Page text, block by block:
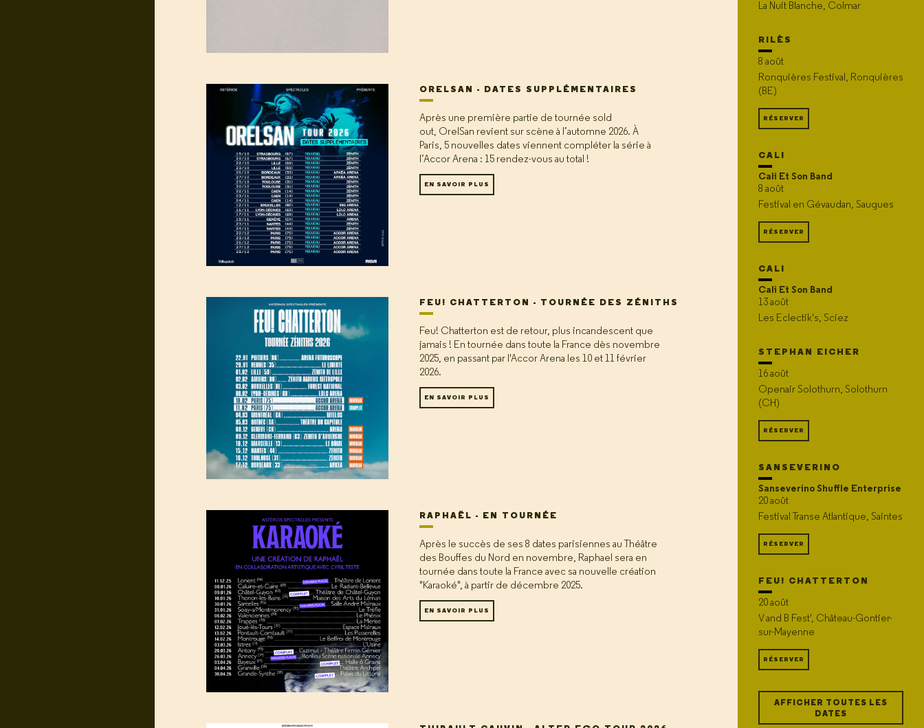
ORELSAN - DATES SUPPLÉMENTAIRES
Après une première partie de tournée sold
out, OrelSan revient sur scène à l’automne 2026. À
Paris, 5 nouvelles dates viennent compléter la série à
l’Accor Arena : 15 rendez-vous au total !
EN SAVOIR PLUS
FEU! CHATTERTON - TOURNÉE DES ZÉNITHS
Feu! Chatterton est de retour, plus incandescent que
jamais ! En tournée dans toute la France dès novembre
2025, en passant par l'Accor Arena les 10 et 11 février
2026.
EN SAVOIR PLUS
RAPHAËL - EN TOURNÉE
Après le succès de ses 8 dates parisiennes au Théâtre
des Bouffes du Nord en novembre, Raphael sera en
tournée dans toute la France avec sa nouvelle création
"Karaoké", à partir de décembre 2025.
EN SAVOIR PLUS
La Nuit Blanche, Colmar
RILÈS
8 août
Ronquières Festival, Ronquières
(BE)
RÉSERVER
CALI
Cali Et Son Band
8 août
Festival en Gévaudan, Saugues
RÉSERVER
CALI
Cali Et Son Band
13 août
Les Eclectik's, Sciez
STEPHAN EICHER
16 août
Openair Solothurn, Solothurn
(CH)
RÉSERVER
SANSEVERINO
Sanseverino Shuffle Enterprise
20 août
Festival Transe Atlantique, Saintes
RÉSERVER
FEU! CHATTERTON
20 août
V and B Fest', Château-Gontier-
sur-Mayenne
RÉSERVER
AFFICHER TOUTES LES
DATES